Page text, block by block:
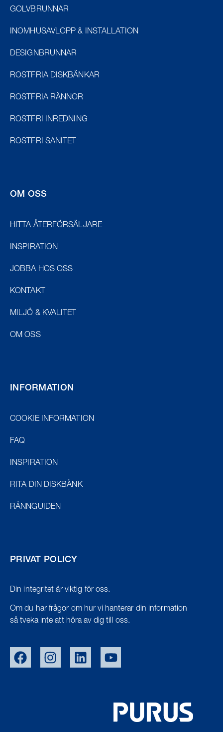
GOLVBRUNNAR
INOMHUSAVLOPP & INSTALLATION
DESIGNBRUNNAR
ROSTFRIA DISKBÄNKAR
ROSTFRIA RÄNNOR
ROSTFRI INREDNING
ROSTFRI SANITET
OM OSS
HITTA ÅTERFÖRSÄLJARE
INSPIRATION
JOBBA HOS OSS
KONTAKT
MILJÖ & KVALITET
OM OSS
INFORMATION
COOKIE INFORMATION
FAQ
INSPIRATION
RITA DIN DISKBÄNK
RÄNNGUIDEN
PRIVAT POLICY
Din integritet är viktig för oss.
Om du har frågor om hur vi hanterar din information
så tveka inte att höra av dig till oss.